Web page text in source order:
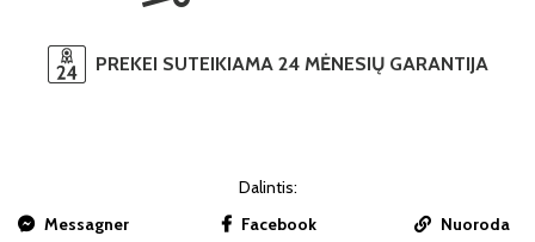
PREKEI SUTEIKIAMA 24 MĖNESIŲ GARANTIJA
Dalintis:
Messagner
Facebook Nuoroda